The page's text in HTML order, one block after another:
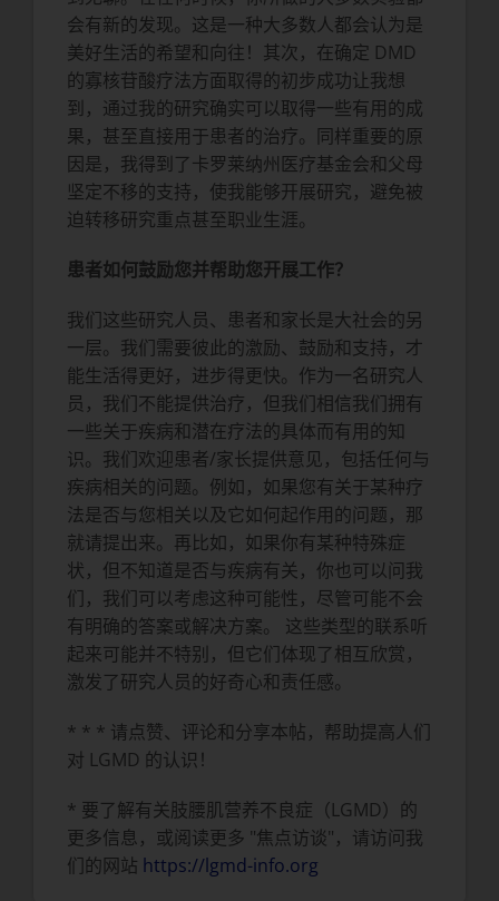
会有新的发现。这是一种大多数人都会认为是
美好生活的希望和向往！其次，在确定 DMD
的寡核苷酸疗法方面取得的初步成功让我想
到，通过我的研究确实可以取得一些有用的成
果，甚至直接用于患者的治疗。同样重要的原
因是，我得到了卡罗莱纳州医疗基金会和父母
坚定不移的支持，使我能够开展研究，避免被
迫转移研究重点甚至职业生涯。
患者如何鼓励您并帮助您开展工作？
我们这些研究人员、患者和家长是大社会的另
一层。我们需要彼此的激励、鼓励和支持，才
能生活得更好，进步得更快。作为一名研究人
员，我们不能提供治疗，但我们相信我们拥有
一些关于疾病和潜在疗法的具体而有用的知
识。我们欢迎患者/家长提供意见，包括任何与
疾病相关的问题。例如，如果您有关于某种疗
法是否与您相关以及它如何起作用的问题，那
就请提出来。再比如，如果你有某种特殊症
状，但不知道是否与疾病有关，你也可以问我
们，我们可以考虑这种可能性，尽管可能不会
有明确的答案或解决方案。 这些类型的联系听
起来可能并不特别，但它们体现了相互欣赏，
激发了研究人员的好奇心和责任感。
* * * 请点赞、评论和分享本帖，帮助提高人们
对 LGMD 的认识！
* 要了解有关肢腰肌营养不良症（LGMD）的
更多信息，或阅读更多 "焦点访谈"，请访问我
们的网站 https://lgmd-info.org